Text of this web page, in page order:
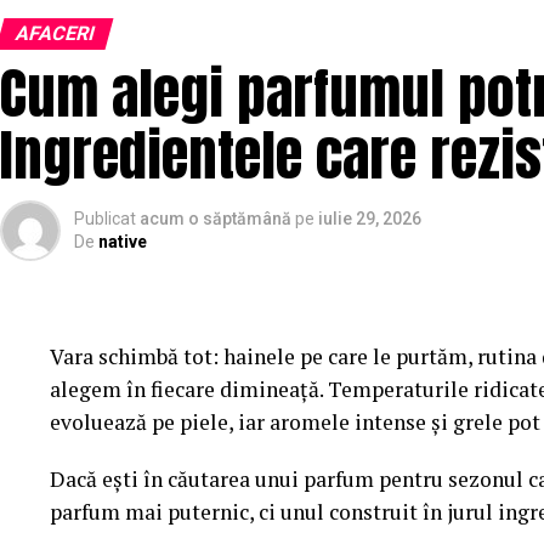
transmite seriozitate și atenție la detalii. În plus,
vizitatori să găsească rapid informațiile
afacerea.
Conținutul are un rol esențial în procesul de
informative, studiile de caz și paginile bine
expertiza companiei. Acest lucru contribuie la
aceea, optimizarea și promovarea trebuie să facă
Pentru atragerea unui trafic relevant și pentru
multe afaceri aleg servicii de optimizare SEO
,
digitale pe termen lung.
AFACERI
Cum alegi parfumul
Ingredientele care
Publicat acum o săptămână pe iulie 29, 2026
De native
Vara schimbă tot: hainele pe care le purtăm,
alegem în fiecare dimineață. Temperaturile
evoluează pe piele, iar aromele intense și grele
Dacă ești în căutarea unui parfum pentru sezonul
parfum mai puternic, ci unul construit în jurul